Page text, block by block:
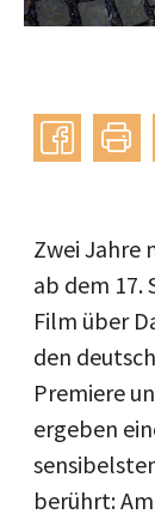
Zwei Jahre
ab dem 17.
Film über
den
Premiere
ergeben
berührt: